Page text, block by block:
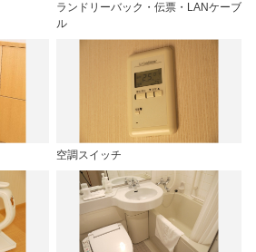
ランドリーバック・伝票・LANケーブ
ル
空調スイッチ